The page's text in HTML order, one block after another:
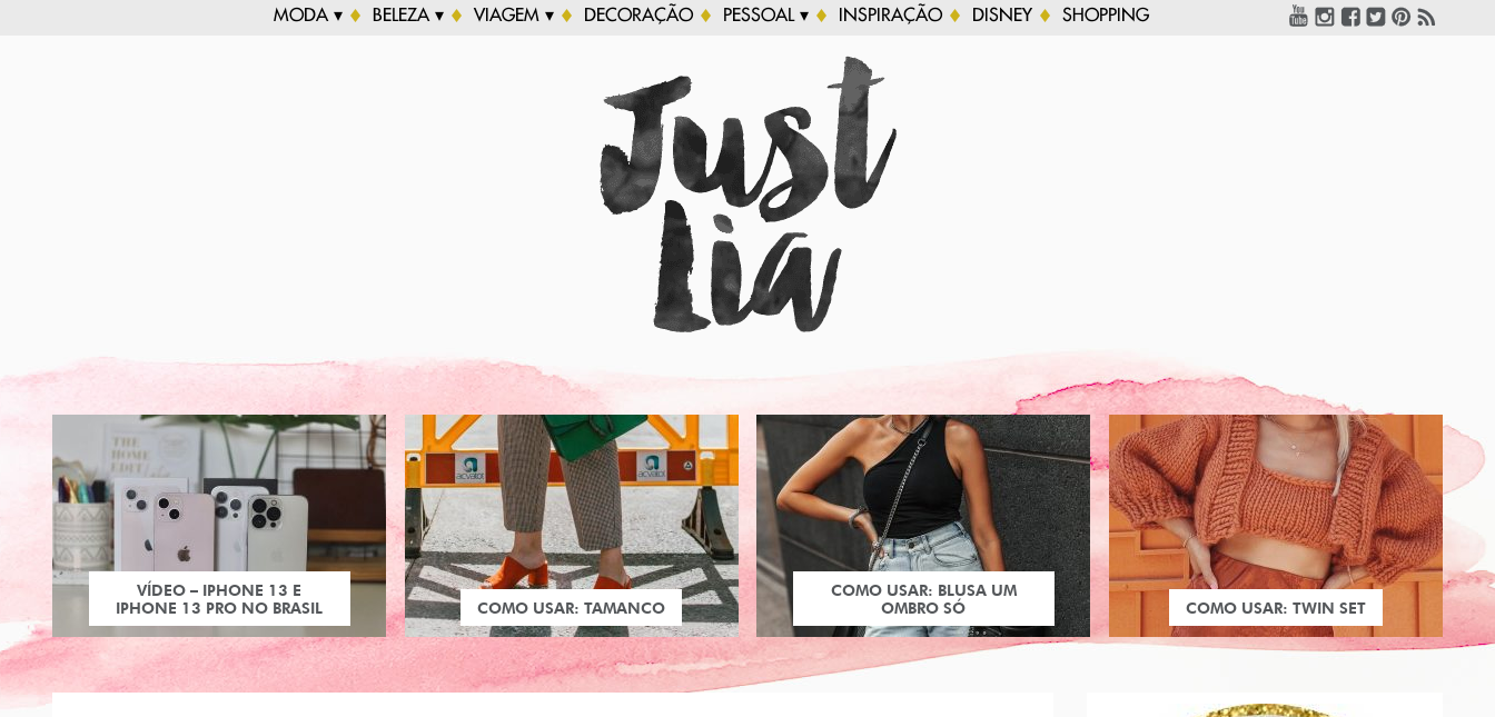
MODA ▾ BELEZA ▾ VIAGEM ▾ DECORAÇÃO PESSOAL ▾ INSPIRAÇÃO DISNEY SHOPPING
VÍDEO – IPHONE 13 E
IPHONE 13 PRO NO BRASIL
COMO USAR: TAMANCO
COMO USAR: BLUSA UM
OMBRO SÓ
COMO USAR: TWIN SET